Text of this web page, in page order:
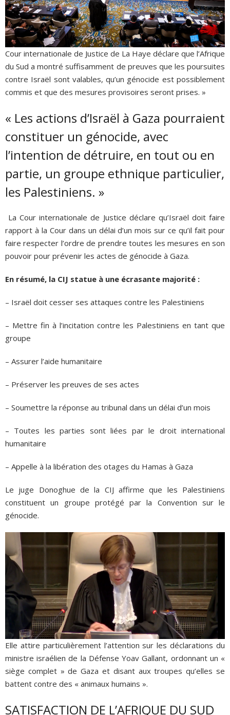
Cour internationale de Justice de La Haye déclare que l’Afrique
du Sud a montré suffisamment de preuves que les poursuites
contre Israël sont valables, qu’un génocide est possiblement
commis et que des mesures provisoires seront prises. »
« Les actions d’Israël à Gaza pourraient
constituer un génocide, avec
l’intention de détruire, en tout ou en
partie, un groupe ethnique particulier,
les Palestiniens. »
La Cour internationale de Justice déclare qu’Israël doit faire
rapport à la Cour dans un délai d’un mois sur ce qu’il fait pour
faire respecter l’ordre de prendre toutes les mesures en son
pouvoir pour prévenir les actes de génocide à Gaza.
En résumé, la CIJ statue à une écrasante majorité :
– Israël doit cesser ses attaques contre les Palestiniens
– Mettre fin à l’incitation contre les Palestiniens en tant que
groupe
– Assurer l’aide humanitaire
– Préserver les preuves de ses actes
– Soumettre la réponse au tribunal dans un délai d’un mois
– Toutes les parties sont liées par le droit international
humanitaire
– Appelle à la libération des otages du Hamas à Gaza
Le juge Donoghue de la CIJ affirme que les Palestiniens
constituent un groupe protégé par la Convention sur le
génocide.
Elle attire particulièrement l’attention sur les déclarations du
ministre israélien de la Défense Yoav Gallant, ordonnant un «
siège complet » de Gaza et disant aux troupes qu’elles se
battent contre des « animaux humains ».
SATISFACTION DE L’AFRIQUE DU SUD